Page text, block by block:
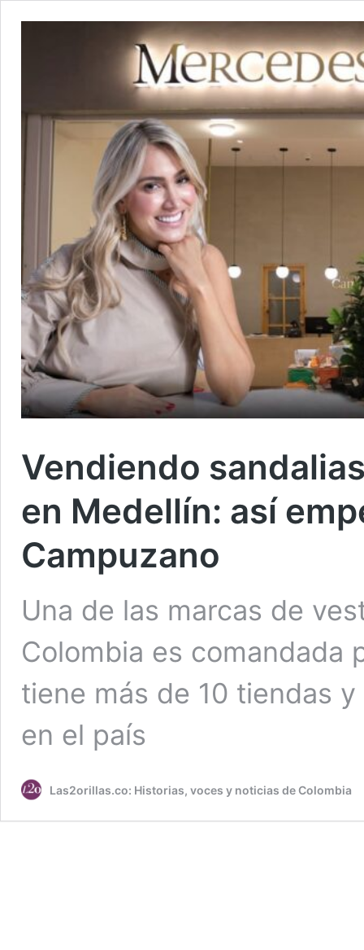
Vendiendo
en Medellín: así
Campuzano
Una de las marcas de
Colombia es comandada
tiene más de 10 tiendas
en el país
Las2orillas.co: Historias, voces y noticias de Colombia